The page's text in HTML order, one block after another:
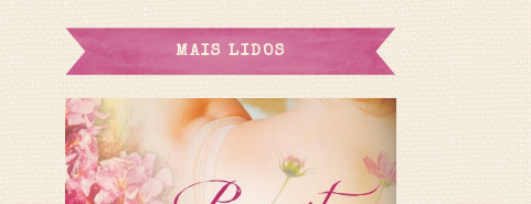
MAIS LIDOS